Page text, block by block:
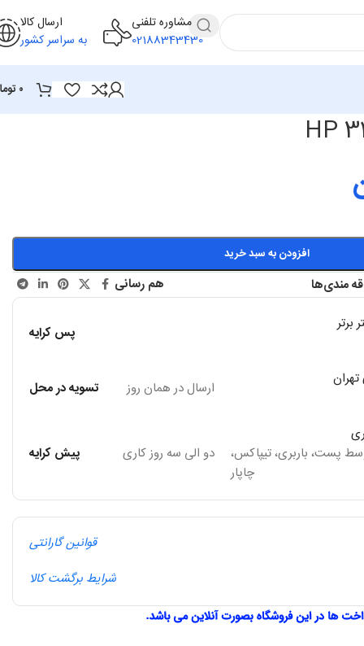
مشاوره تلفنی
02188343430
ارسال کالا
به سراسر کشور
۰
افزودن به سبد خرید
مندی‌ها
هم رسانی
برتر
پس کرایه
ارسال در همان روز تسویه در محل
پست، باربری، تیپاکس،
چاپار
دو الی سه روز کاری پیش کرایه
قوانین گارانتی
شرایط برگشت کالا